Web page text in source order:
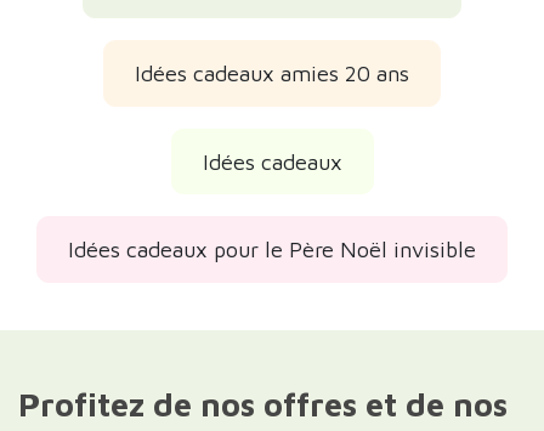
Idées cadeaux amies 20 ans
Idées cadeaux
Idées cadeaux pour le Père Noël invisible
Profitez de nos offres et de nos